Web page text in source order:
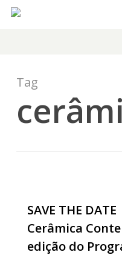
Skip
Tag
SAVE THE
Cerâmica
edição do